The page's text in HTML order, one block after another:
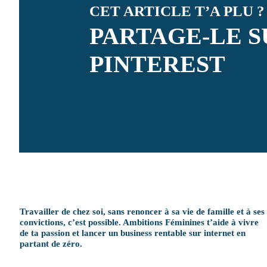
CET ARTICLE T’A PLU ?
PARTAGE-LE
PINTEREST
Travailler de chez soi, sans renoncer à sa vie de famille et à ses
convictions, c’est possible. Ambitions Féminines t’aide à vivre
de ta passion et lancer un business rentable sur internet en
partant de zéro.